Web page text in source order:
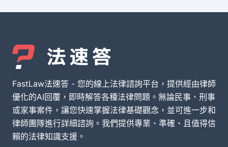
FastLaw法速答 - 您的線上法律諮詢平台，提供經由律師
優化的AI回覆，即時解答各種法律問題。無論民事、刑事
或家事案件，讓您快速掌握法律基礎觀念，並可進一步和
律師團隊進行詳細諮詢。我們提供專業、準確、且值得信
賴的法律知識支援。